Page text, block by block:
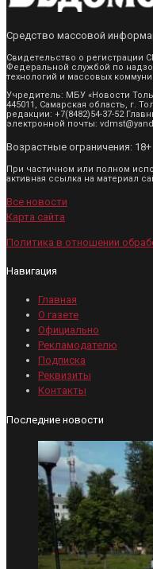
Средство массовой
Свидетельство о регистрации
Федеральной службой по
технологий и массовых
Учредитель: МБУ «Новости
445011, Самарская область, г.
редакции: +7(8482)54-37-52
электронной почты:
Возрастные ограничения: 18+
При частичном или полном
активная ссылка на материал
Все новости
Карта сайта
Политика в отношении
Навигация
Главная
О газете
Официально
Рекламодателю
Подписка
Реквизиты
Контакты
Последние новости